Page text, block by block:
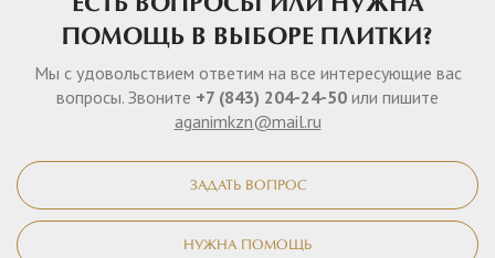
ПОМОЩЬ В ВЫБОРЕ ПЛИТКИ?
Мы с удовольствием ответим на все интересующие вас
вопросы. Звоните +7 (843) 204-24-50 или пишите
aganimkzn@mail.ru
ЗАДАТЬ ВОПРОС
НУЖНА ПОМОЩЬ